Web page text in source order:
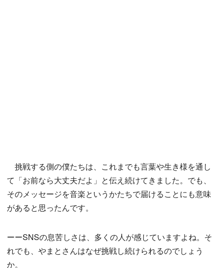
挑戦する側の僕たちは、これまでも言葉や生き様を通し
て「お前なら大丈夫だよ」と伝え続けてきました。でも、
そのメッセージを音楽というかたちで届けることにも意味
があると思ったんです。
ーーSNSの息苦しさは、多くの人が感じていますよね。そ
れでも、やまとさんはなぜ挑戦し続けられるのでしょう
か。